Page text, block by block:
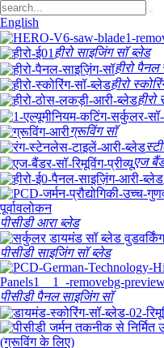
English
हीरो साइजिंग सॉ ब्लेड
हीरो पैनल
हीरो
ग्रूविंग सॉ
एज
पीसीडी आरा ब्लेड
पीसीडी साइजिंग सॉ ब्लेड
पीसीडी पैनल साइजिंग सॉ